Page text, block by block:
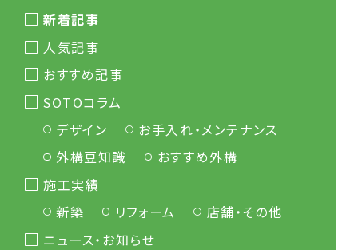
新着記事
人気記事
おすすめ記事
SOTOコラム
デザイン
お手入れ・メンテナンス
外構豆知識
おすすめ外構
施工実績
新築
リフォーム
店舗・その他
ニュース・お知らせ